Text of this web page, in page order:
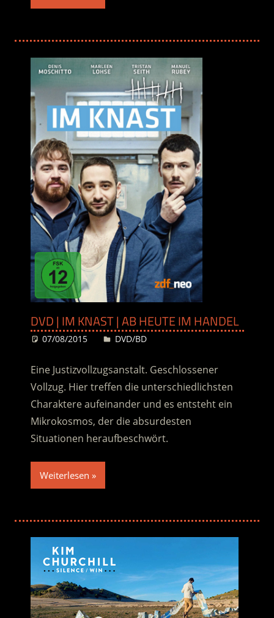
DVD | IM KNAST | AB HEUTE IM HANDEL
07/08/2015 Desiree
DVD/BD
Eine Justizvollzugsanstalt. Geschlossener
Vollzug. Hier treffen die unterschiedlichsten
Charaktere aufeinander und es entsteht ein
Mikrokosmos, der die absurdesten
Situationen heraufbeschwört.
Weiterlesen